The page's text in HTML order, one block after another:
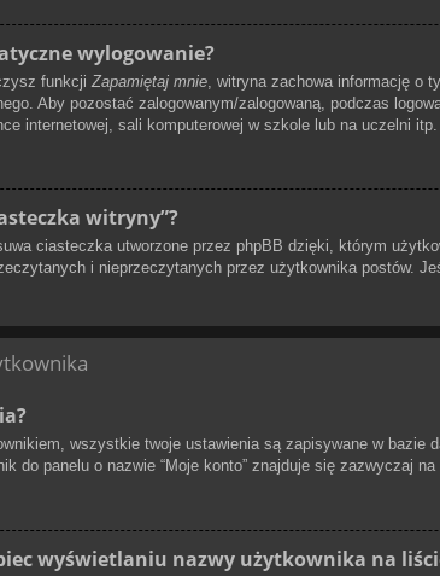
wylogowanie?
funkcji Zapamiętaj mnie , witryna zachowa informację o
Aby pozostać zalogowanym/zalogowaną, podczas
internetowej, sali komputerowej w szkole lub na uczelni
witryny”?
ciasteczka utworzone przez phpBB dzięki, którym
i nieprzeczytanych przez użytkownika postów.
wszystkie twoje ustawienia są zapisywane w
do panelu o nazwie “Moje konto” znajduje się zazwyczaj
wyświetlaniu nazwy użytkownika na